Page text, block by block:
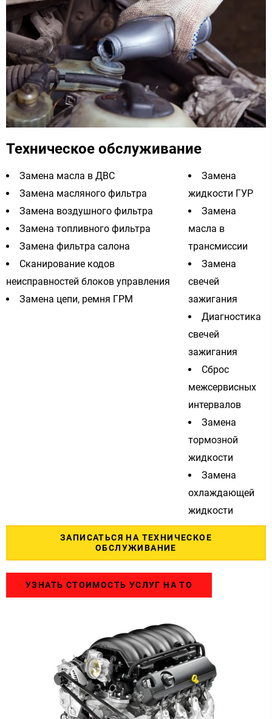
Техническое обслуживание
Замена масла в ДВС
Замена масляного фильтра
Замена воздушного фильтра
Замена топливного фильтра
Замена фильтра салона
Сканирование кодов
неисправностей блоков управления
Замена цепи, ремня ГРМ
Замена
жидкости ГУР
Замена
масла в
трансмиссии
Замена
свечей
зажигания
Диагностика
свечей
зажигания
Сброс
межсервисных
интервалов
Замена
тормозной
жидкости
Замена
охлаждающей
жидкости
ЗАПИСАТЬСЯ НА ТЕХНИЧЕСКОЕ
ОБСЛУЖИВАНИЕ
УЗНАТЬ СТОИМОСТЬ УСЛУГ НА ТО